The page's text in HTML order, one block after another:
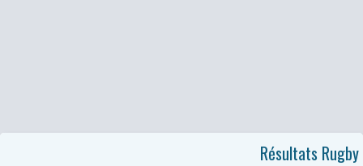
Résultats Rugby